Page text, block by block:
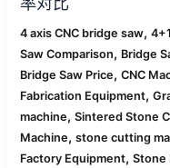
4 axis CNC bridge saw,
Saw Comparison, Bridge
Bridge Saw Price,CNC
Fabrication Equipment,
machine,Sintered Stone
Machine,stone cutting
Factory Equipment,Stone